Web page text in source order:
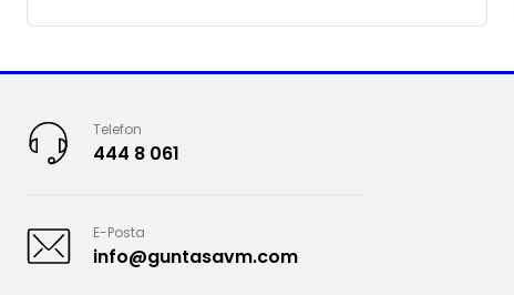
Ürün bilgilerinde hatalar bulunuyor.
Telefon
444 8 061
E-Posta
info@guntasavm.com